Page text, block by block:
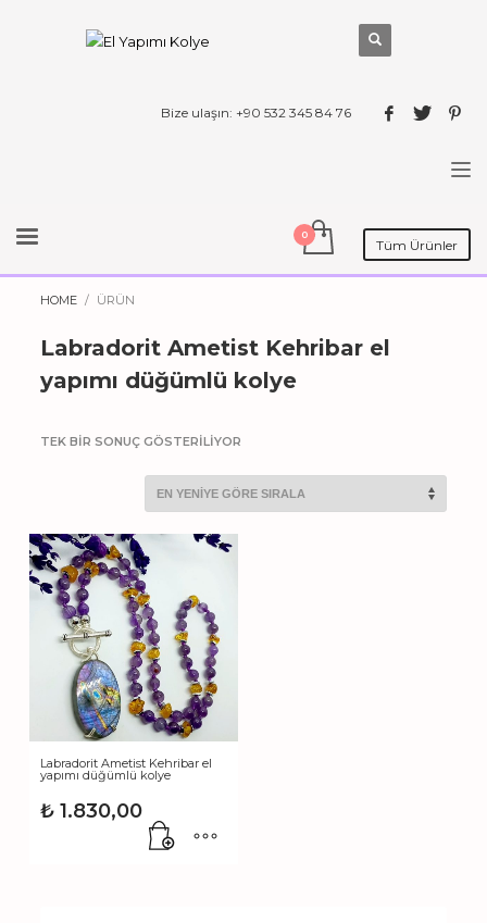
Bize ulaşın: +90 532 345 84 76
Tüm Ürünler
HOME ÜRÜN
Labradorit Ametist Kehribar el
yapımı düğümlü kolye
TEK BIR SONUÇ GÖSTERILIYOR
Labradorit Ametist Kehribar el
yapımı düğümlü kolye
₺ 1.830,00